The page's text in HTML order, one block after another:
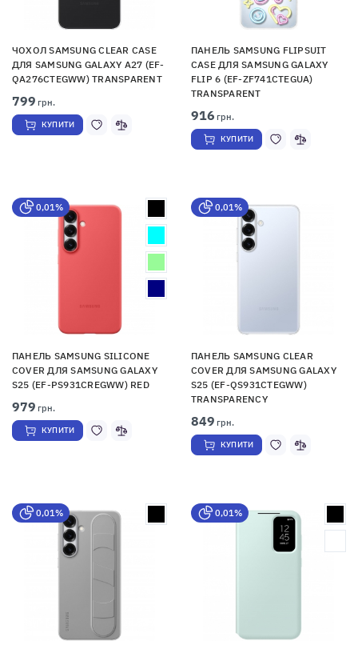
ЧОХОЛ SAMSUNG CLEAR CASE
ДЛЯ SAMSUNG GALAXY A27 (EF-
QA276CTEGWW) TRANSPARENT
799 грн.
КУПИТИ
ПАНЕЛЬ SAMSUNG FLIPSUIT
CASE ДЛЯ SAMSUNG GALAXY
FLIP 6 (EF-ZF741CTEGUA)
TRANSPARENT
916 грн.
КУПИТИ
0,01%
ПАНЕЛЬ SAMSUNG SILICONE
COVER ДЛЯ SAMSUNG GALAXY
S25 (EF-PS931CREGWW) RED
979 грн.
КУПИТИ
0,01%
ПАНЕЛЬ SAMSUNG CLEAR
COVER ДЛЯ SAMSUNG GALAXY
S25 (EF-QS931CTEGWW)
TRANSPARENCY
849 грн.
КУПИТИ
0,01% 0,01%